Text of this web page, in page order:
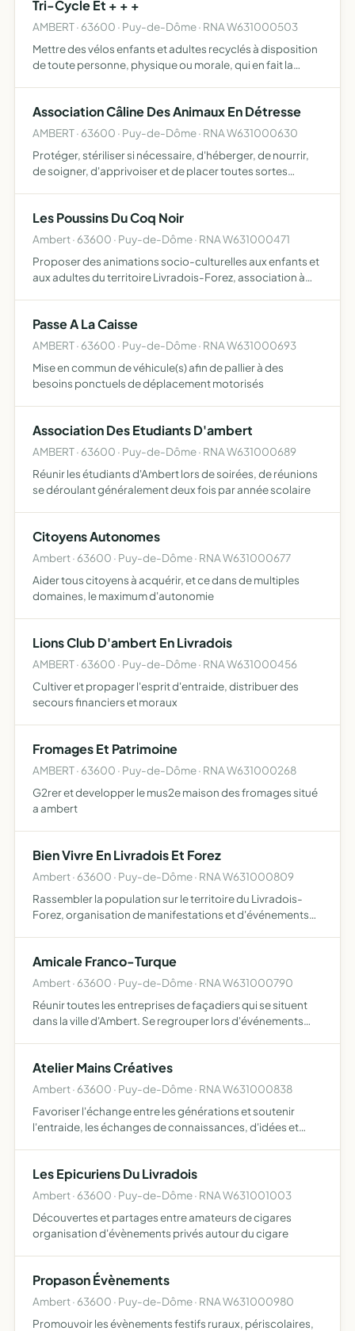
Tri-Cycle Et + + +
AMBERT · 63600 · Puy-de-Dôme · RNA W631000503
Mettre des vélos enfants et adultes recyclés à disposition
de toute personne, physique ou morale, qui en fait la
Association Câline Des Animaux En Détresse
AMBERT · 63600 · Puy-de-Dôme · RNA W631000630
Protéger, stériliser si nécessaire, d'héberger, de nourrir,
de soigner, d'apprivoiser et de placer toutes sortes
interventions…
Les Poussins Du Coq Noir
Ambert · 63600 · Puy-de-Dôme · RNA W631000471
Proposer des animations socio-culturelles aux enfants et
aux adultes du territoire Livradois-Forez, association à
Passe A La Caisse
AMBERT · 63600 · Puy-de-Dôme · RNA W631000693
Mise en commun de véhicule(s) afin de pallier à des
besoins ponctuels de déplacement motorisés
Association Des Etudiants D'ambert
AMBERT · 63600 · Puy-de-Dôme · RNA W631000689
Réunir les étudiants d'Ambert lors de soirées, de réunions
se déroulant généralement deux fois par année scolaire
Citoyens Autonomes
Ambert · 63600 · Puy-de-Dôme · RNA W631000677
Aider tous citoyens à acquérir, et ce dans de multiples
domaines, le maximum d'autonomie
Lions Club D'ambert En Livradois
AMBERT · 63600 · Puy-de-Dôme · RNA W631000456
Cultiver et propager l'esprit d'entraide, distribuer des
secours financiers et moraux
Fromages Et Patrimoine
AMBERT · 63600 · Puy-de-Dôme · RNA W631000268
G2rer et developper le mus2e maison des fromages situé
a ambert
Bien Vivre En Livradois Et Forez
Ambert · 63600 · Puy-de-Dôme · RNA W631000809
Rassembler la population sur le territoire du Livradois-
Forez, organisation de manifestations et d'événements
Amicale Franco-Turque
Ambert · 63600 · Puy-de-Dôme · RNA W631000790
Réunir toutes les entreprises de façadiers qui se situent
dans la ville d'Ambert. Se regrouper lors d'événements
Atelier Mains Créatives
Ambert · 63600 · Puy-de-Dôme · RNA W631000838
Favoriser l'échange entre les générations et soutenir
l'entraide, les échanges de connaissances, d'idées et
Les Epicuriens Du Livradois
Ambert · 63600 · Puy-de-Dôme · RNA W631001003
Découvertes et partages entre amateurs de cigares
organisation d'évènements privés autour du cigare
Propason Évènements
Ambert · 63600 · Puy-de-Dôme · RNA W631000980
Promouvoir les évènements festifs ruraux, périscolaires,